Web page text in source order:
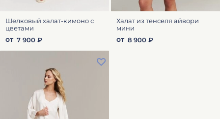
Шелковый халат-кимоно с
цветами
от 7 900 ₽
Халат из тенселя айвори
мини
от 8 900 ₽